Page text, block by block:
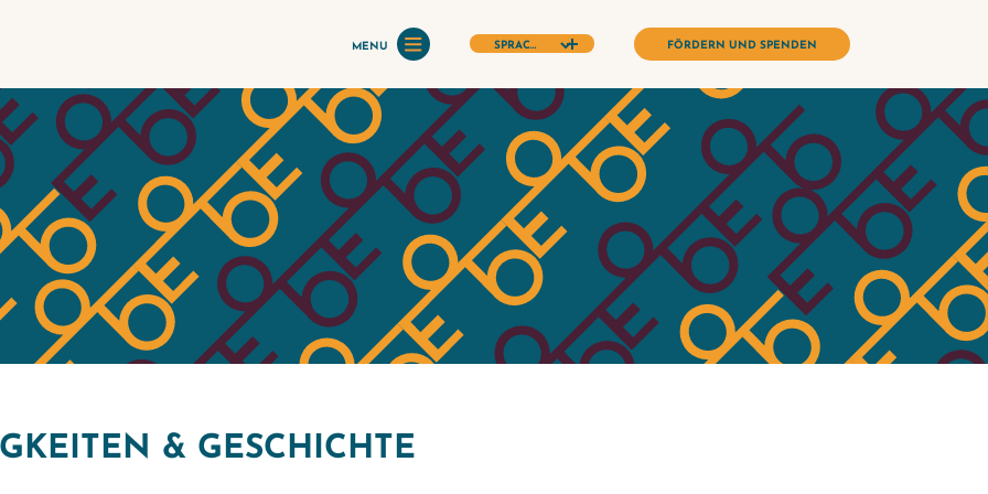
MENU FÖRDERN UND SPENDEN
& GESCHICHTE